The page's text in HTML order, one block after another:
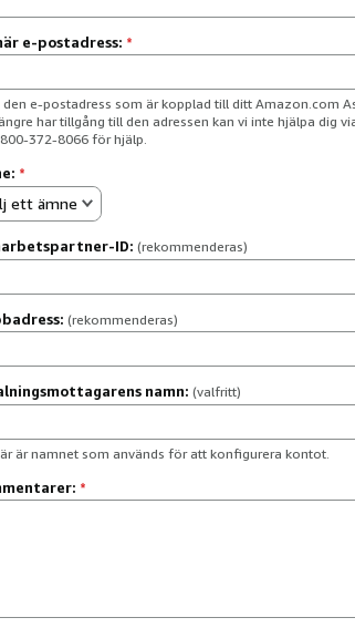
e-postadress: *
den e-postadress som är kopplad till ditt Amazon.com
har tillgång till den adressen kan vi inte hjälpa dig
372-8066 för hjälp.
*
ett ämne
ID: (rekommenderas)
(rekommenderas)
namn: (valfritt)
är namnet som används för att konfigurera kontot.
*